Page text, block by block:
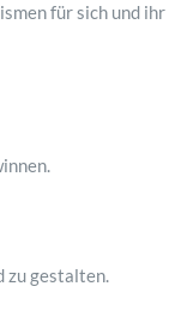
für sich und ihr
zu gestalten.